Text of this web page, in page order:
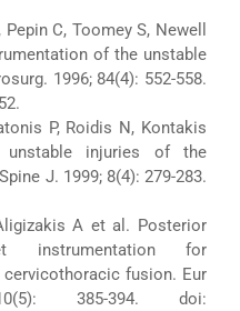
C, Toomey S, Newell
of the unstable
1996; 84(4): 552-558.
P, Roidis N, Kontakis
unstable injuries of the
J. 1999; 8(4): 279-283.
A et al. Posterior
instrumentation for
fusion. Eur
385-394. doi: